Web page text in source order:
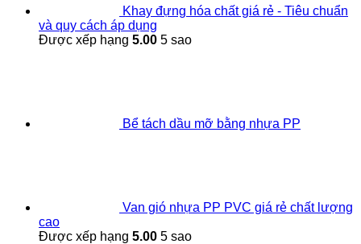
Khay đựng hóa chất giá rẻ - Tiêu chuẩn
và quy cách áp dụng
Được xếp hạng 5.00 5 sao
Bể tách dầu mỡ bằng nhựa PP
Van gió nhựa PP PVC giá rẻ chất lượng
cao
Được xếp hạng 5.00 5 sao